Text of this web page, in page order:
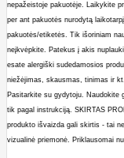
nepažeistoje pakuotėje. Laikykite
per ant pakuotės nurodytą
pakuotės/etiketės. Tik išoriniam
neįkvėpkite. Patekus į akis
esate alergiški sudedamosios
niežėjimas, skausmas, tinimas ir
Pasitarkite su gydytoju. Naudokite
tik pagal instrukciją. SKIRTAS
produkto išvaizda gali skirtis - tai
vizualinė priemonė. Priklausomai